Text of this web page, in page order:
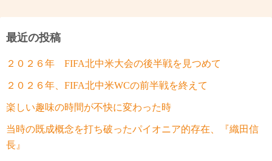
最近の投稿
２０２６年 FIFA北中米大会の後半戦を見つめて
２０２６年、FIFA北中米WCの前半戦を終えて
楽しい趣味の時間が不快に変わった時
当時の既成概念を打ち破ったパイオニア的存在、『織田信
長』